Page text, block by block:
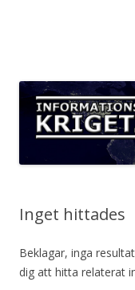
Inget hittades
Beklagar, inga
dig att hitta relaterat